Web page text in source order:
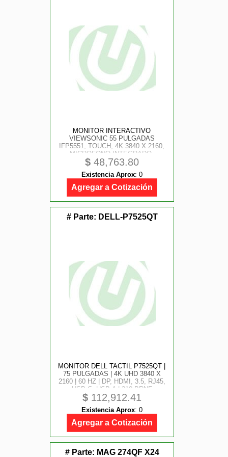
MONITOR INTERACTIVO
VIEWSONIC 55 PULGADAS
IFP5551, TOUCH, 4K 3840 X 2160,
MICROFONO INTEGRADO,
HDMI2.1, SALIDA HDMI, MODULO
WIFI INCLUIDO, USB-C, USB A Y B,
ANDROID 14 EDLA, RANURA OPS,
ETHERNET, RS2
$ 48,763.80
Existencia Aprox: 0
Agregar a Cotización
# Parte: DELL-P7525QT
MONITOR DELL TACTIL P7525QT |
75 PULGADAS | 4K UHD 3840 X
2160 | 60 HZ | DP, HDMI, 3.5, RJ45,
USB-C, USB-A | 210-BRNF
$ 112,912.41
Existencia Aprox: 0
Agregar a Cotización
# Parte: MAG 274QF X24